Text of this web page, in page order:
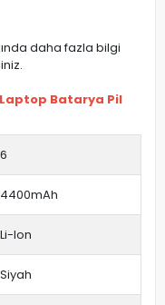
daha fazla bilgi
Laptop Batarya Pil
6
4400mAh
Li-Ion
Siyah